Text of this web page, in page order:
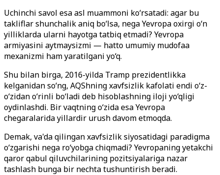
Uchinchi savol esa asl muammoni ko‘rsatadi: agar bu
takliflar shunchalik aniq bo‘lsa, nega Yevropa oxirgi o‘n
yilliklarda ularni hayotga tatbiq etmadi? Yevropa
armiyasini aytmaysizmi — hatto umumiy mudofaa
mexanizmi ham yaratilgani yo‘q.
Shu bilan birga, 2016-yilda Tramp prezidentlikka
kelganidan so‘ng, AQShning xavfsizlik kafolati endi o‘z-
o‘zidan o‘rinli bo‘ladi deb hisoblashning iloji yo‘qligi
oydinlashdi. Bir vaqtning o‘zida esa Yevropa
chegaralarida yillardir urush davom etmoqda.
Demak, va'da qilingan xavfsizlik siyosatidagi paradigma
o‘zgarishi nega ro‘yobga chiqmadi? Yevropaning yetakchi
qaror qabul qiluvchilarining pozitsiyalariga nazar
tashlash bunga bir nechta tushuntirish beradi.